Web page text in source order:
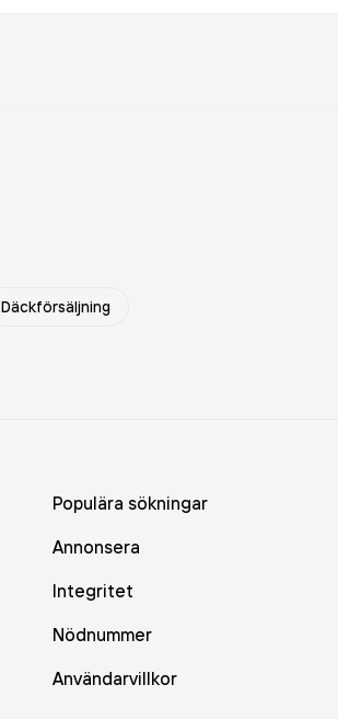
Däckförsäljning
Populära sökningar
Annonsera
Integritet
Nödnummer
Användarvillkor